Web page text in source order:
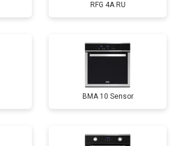
RFG 4A RU
BMA 10 Sensor